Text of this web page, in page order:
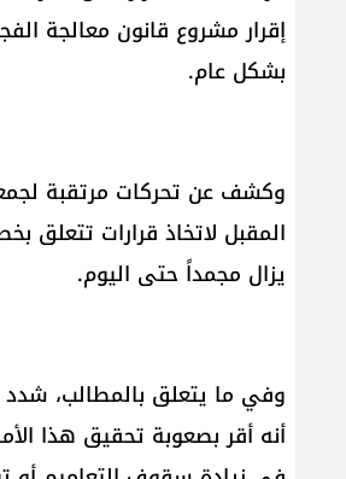
إقرار مشروع قانون معالجة
بشكل عام.
وكشف عن تحركات مرتقبة
المقبل لاتخاذ قرارات تتعلق
يزال مجمداً حتى اليوم.
وفي ما يتعلق بالمطالب، شدد
أنه أقر بصعوبة تحقيق هذا